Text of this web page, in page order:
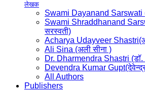
लेखक
Swami Dayanand Sarswati
Swami Shraddhanand
सरस्वती)
Acharya Udayveer
Ali Sina (अली सीना )
Dr. Dharmendra Shastri (डॉ.
Devendra Kumar
All Authors
Publishers